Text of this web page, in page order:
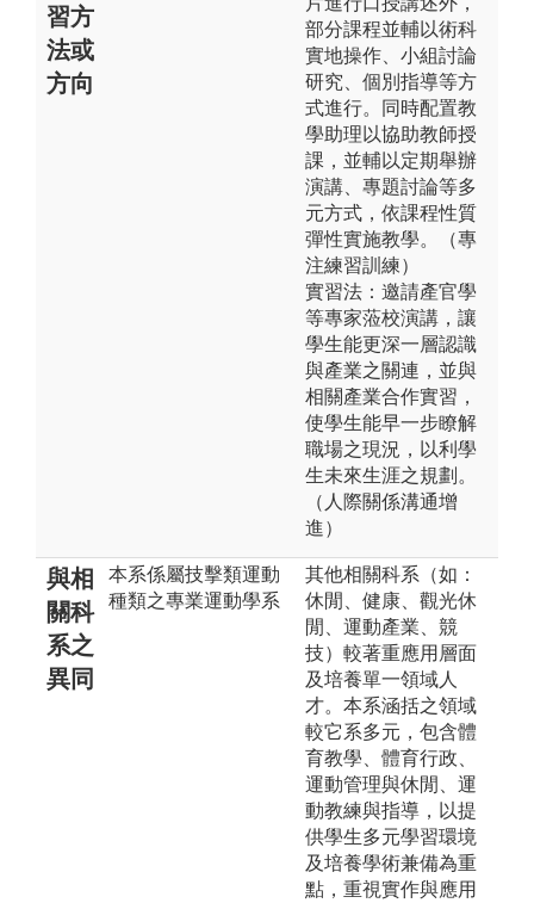
習方
法或
方向
部分課程並輔以術科
實地操作、小組討論
研究、個別指導等方
式進行。同時配置教
學助理以協助教師授
課，並輔以定期舉辦
演講、專題討論等多
元方式，依課程性質
彈性實施教學。（專
注練習訓練）
實習法：邀請產官學
等專家蒞校演講，讓
學生能更深一層認識
與產業之關連，並與
相關產業合作實習，
使學生能早一步瞭解
職場之現況，以利學
生未來生涯之規劃。
（人際關係溝通增
進）
與相
關科
系之
異同
本系係屬技擊類運動
種類之專業運動學系
其他相關科系（如：
休閒、健康、觀光休
閒、運動產業、競
技）較著重應用層面
及培養單一領域人
才。本系涵括之領域
較它系多元，包含體
育教學、體育行政、
運動管理與休閒、運
動教練與指導，以提
供學生多元學習環境
及培養學術兼備為重
點，重視實作與應用